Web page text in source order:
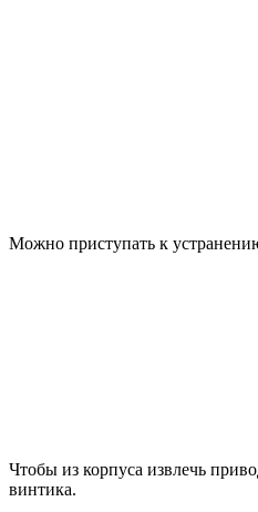
Можно приступать к
Чтобы из корпуса извлечь
винтика.